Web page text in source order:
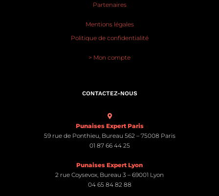
Partenaires
Mentions légales
Politique de confidentialité
> Mon compte
CONTACTEZ-NOUS
Punaises Expert Paris
59 rue de Ponthieu, Bureau 562 – 75008 Paris
01 87 66 44 25
Punaises Expert Lyon
2 rue Coysevox, Bureau 3 – 69001 Lyon
04 65 84 82 88